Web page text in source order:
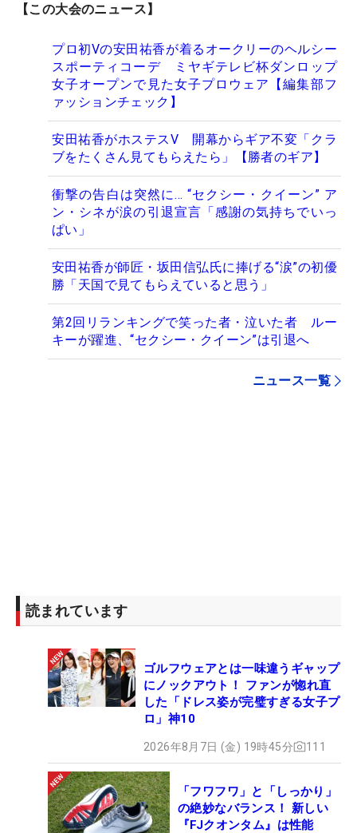
【この大会のニュース】
プロ初Vの安田祐香が着るオークリーのヘルシー
スポーティコーデ ミヤギテレビ杯ダンロップ
女子オープンで見た女子プロウェア【編集部フ
ァッションチェック】
安田祐香がホステスV 開幕からギア不変「クラ
ブをたくさん見てもらえたら」【勝者のギア】
衝撃の告白は突然に… “セクシー・クイーン” ア
ン・シネが涙の引退宣言「感謝の気持ちでいっ
ぱい」
安田祐香が師匠・坂田信弘氏に捧げる“涙”の初優
勝「天国で見てもらえていると思う」
第2回リランキングで笑った者・泣いた者 ルー
キーが躍進、“セクシー・クイーン”は引退へ
ニュース一覧
読まれています
ゴルフウェアとは一味違うギャップ
にノックアウト！ ファンが惚れ直
した「ドレス姿が完璧すぎる女子プ
ロ」神10
2026年8月7日 (金) 19時45分 111
「フワフワ」と「しっかり」
の絶妙なバランス！ 新しい
『FJクオンタム』は性能